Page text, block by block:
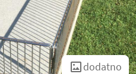
dodatno